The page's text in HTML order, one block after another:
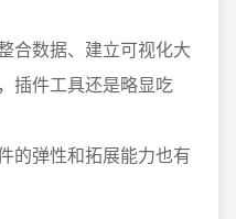
合数据、建立可视化大
插件工具还是略显吃
的弹性和拓展能力也有